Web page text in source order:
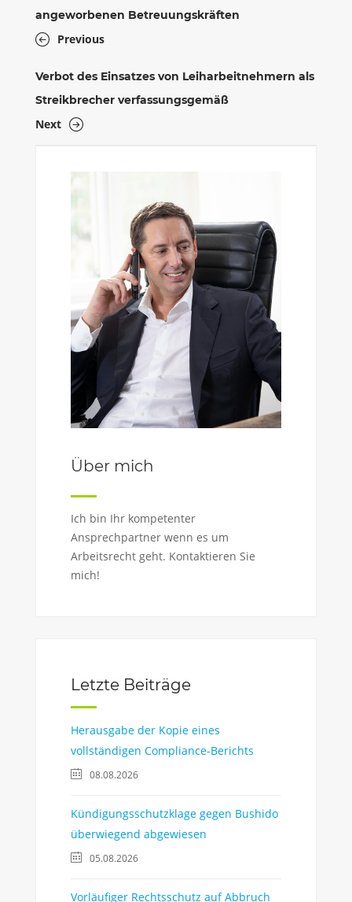
angeworbenen Betreuungskräften
Previous
Verbot des Einsatzes von Leiharbeitnehmern als
Streikbrecher verfassungsgemäß
Next
Über mich
Ich bin Ihr kompetenter
Ansprechpartner wenn es um
Arbeitsrecht geht. Kontaktieren Sie
mich!
Letzte Beiträge
Herausgabe der Kopie eines
vollständigen Compliance-Berichts
08.08.2026
Kündigungsschutzklage gegen Bushido
überwiegend abgewiesen
05.08.2026
Vorläufiger Rechtsschutz auf Abbruch